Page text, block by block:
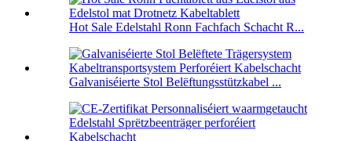
Hot Sale Edelstahl Ronn Fachfach Schacht R...
Galvaniséierte Stol Belëftungsstützkabel ...